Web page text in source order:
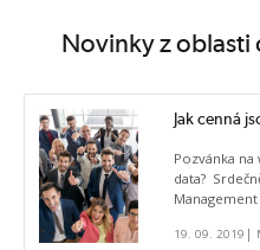
Novinky z
Jak cenná
Pozvánka na
data?
Management
19. 09. 2019 |